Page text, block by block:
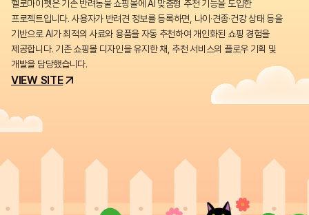
헬로마이펫은 기존 반려동물 쇼핑몰에 AI 맞춤형 추천 기능을 도입한
프로젝트입니다. 사용자가 반려견 정보를 등록하면, 나이·견종·건강 상태 등을
기반으로 AI가 최적의 사료와 용품을 자동 추천하여 개인화된 쇼핑 경험을
제공합니다. 기존 쇼핑몰 디자인을 유지한 채, 추천 서비스의 플로우 기획 및
개발을 담당했습니다.
VIEW SITE